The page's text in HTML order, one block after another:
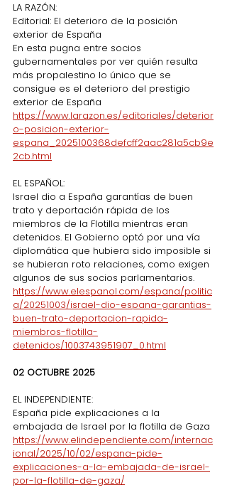
LA RAZÓN:
Editorial: El deterioro de la posición
exterior de España
En esta pugna entre socios
gubernamentales por ver quién resulta
más propalestino lo único que se
consigue es el deterioro del prestigio
exterior de España
https://www.larazon.es/editoriales/deterior
o-posicion-exterior-
espana_2025100368defcff2aac281a5cb9e
2cb.html
EL ESPAÑOL:
Israel dio a España garantías de buen
trato y deportación rápida de los
miembros de la Flotilla mientras eran
detenidos. El Gobierno optó por una vía
diplomática que hubiera sido imposible si
se hubieran roto relaciones, como exigen
algunos de sus socios parlamentarios.
https://www.elespanol.com/espana/politic
a/20251003/israel-dio-espana-garantias-
buen-trato-deportacion-rapida-
miembros-flotilla-
detenidos/1003743951907_0.html
02 OCTUBRE 2025
EL INDEPENDIENTE:
España pide explicaciones a la
embajada de Israel por la flotilla de Gaza
https://www.elindependiente.com/internac
ional/2025/10/02/espana-pide-
explicaciones-a-la-embajada-de-israel-
por-la-flotilla-de-gaza/